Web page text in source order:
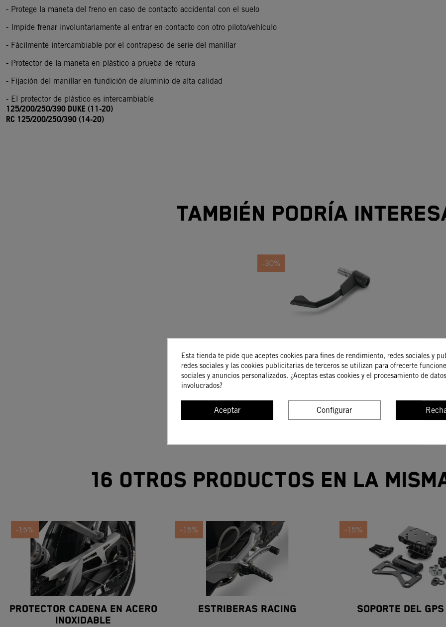
- Protege la maneta del freno en caso de contacto accidental con el suelo
- Impide frenar involuntariamente al entrar en contacto con otro piloto/vehículo
- Fácilmente intercambiable por el contrapeso de serie del manillar
- Protector de la maneta en plástico a prueba de rotura
- Fijación del manillar en fundición de aluminio de alta calidad
- El protector de plástico es intercambiable
125/200/250/390 DUKE (11-20)
RC 125/200/250/390 (14-20)
TAMBIÉN PODRÍA
-30%
PROTECTOR MANETA KTM
EMBRAGUE "RACE STYLE"
129,05 € 90,33 €
COMPRAR
16 otros productos en la
-15%
PROTECTOR CADENA EN ACERO
INOXIDABLE
-15%
ESTRIBERAS RACING
-15%
SOPORTE DEL
Esta tienda te pide que aceptes cookies para fines de rendimiento, redes sociales y
redes sociales y las cookies publicitarias de terceros se utilizan para ofrecerte
sociales y anuncios personalizados. ¿Aceptas estas cookies y el procesamiento de
involucrados?
Aceptar Configurar